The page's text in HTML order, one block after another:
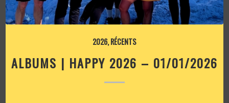
2026,RÉCENTS
ALBUMS | HAPPY 2026 – 01/01/2026